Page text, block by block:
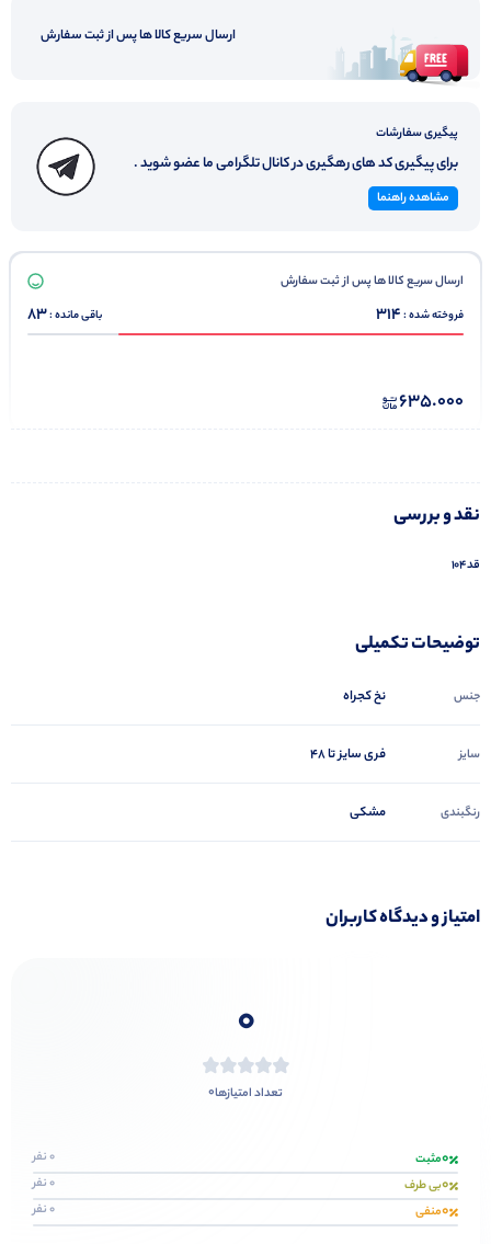
ارسال سریع کالا ها پس از ثبت سفارش
پیگیری سفارشات
برای پیگیری کد های رهگیری در کانال تلگرامی ما عضو شوید .
مشاهده راهنما
ارسال سریع کالا ها پس از ثبت سفارش
فروخته شده :314 باقی مانده :83
635.000
نقد و بررسی
قد۱۰۴
توضیحات تکمیلی
جنس نخ کجراه
سایز فری سایز تا ۴۸
رنگبندی مشکی
امتیاز و دیدگاه کاربران
0
تعداد امتیازها0
0مثبت 0 نفر
0بی طرف 0 نفر
0منفی 0 نفر